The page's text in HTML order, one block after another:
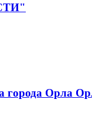
города Орла